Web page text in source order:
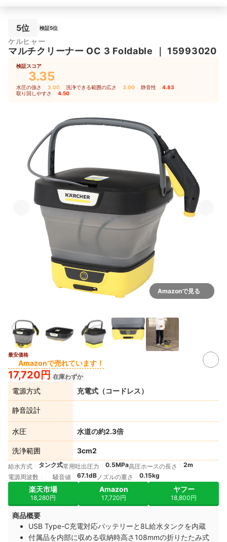
5位 検証5位
ケルヒャー
マルチクリーナー OC 3 Foldable 15993020
検証スコア
3.35
水圧の強さ 3.00 洗浄できる範囲の広さ 3.00 静音性 4.83
取り回しやすさ 4.50
Amazonで見る
最安価格
Amazonで売れています！
17,720円 在庫わずか
電源方式 充電式（コードレス）
静音設計
水圧 水道の約2.3倍
洗浄範囲 3cm2
給水方式 タンク式常用吐出圧力 0.5MPa高圧ホースの長さ
2m
電源周波数
騒音値 67.1dBノズルの重さ 0.15kg
楽天市場
18,280円
Amazon
17,720円
ヤフー
18,800円
商品概要
USB Type-C充電対応バッテリーと8L給水タンクを内蔵
付属品を内部に収める収納時高さ108mmの折りたたみ式